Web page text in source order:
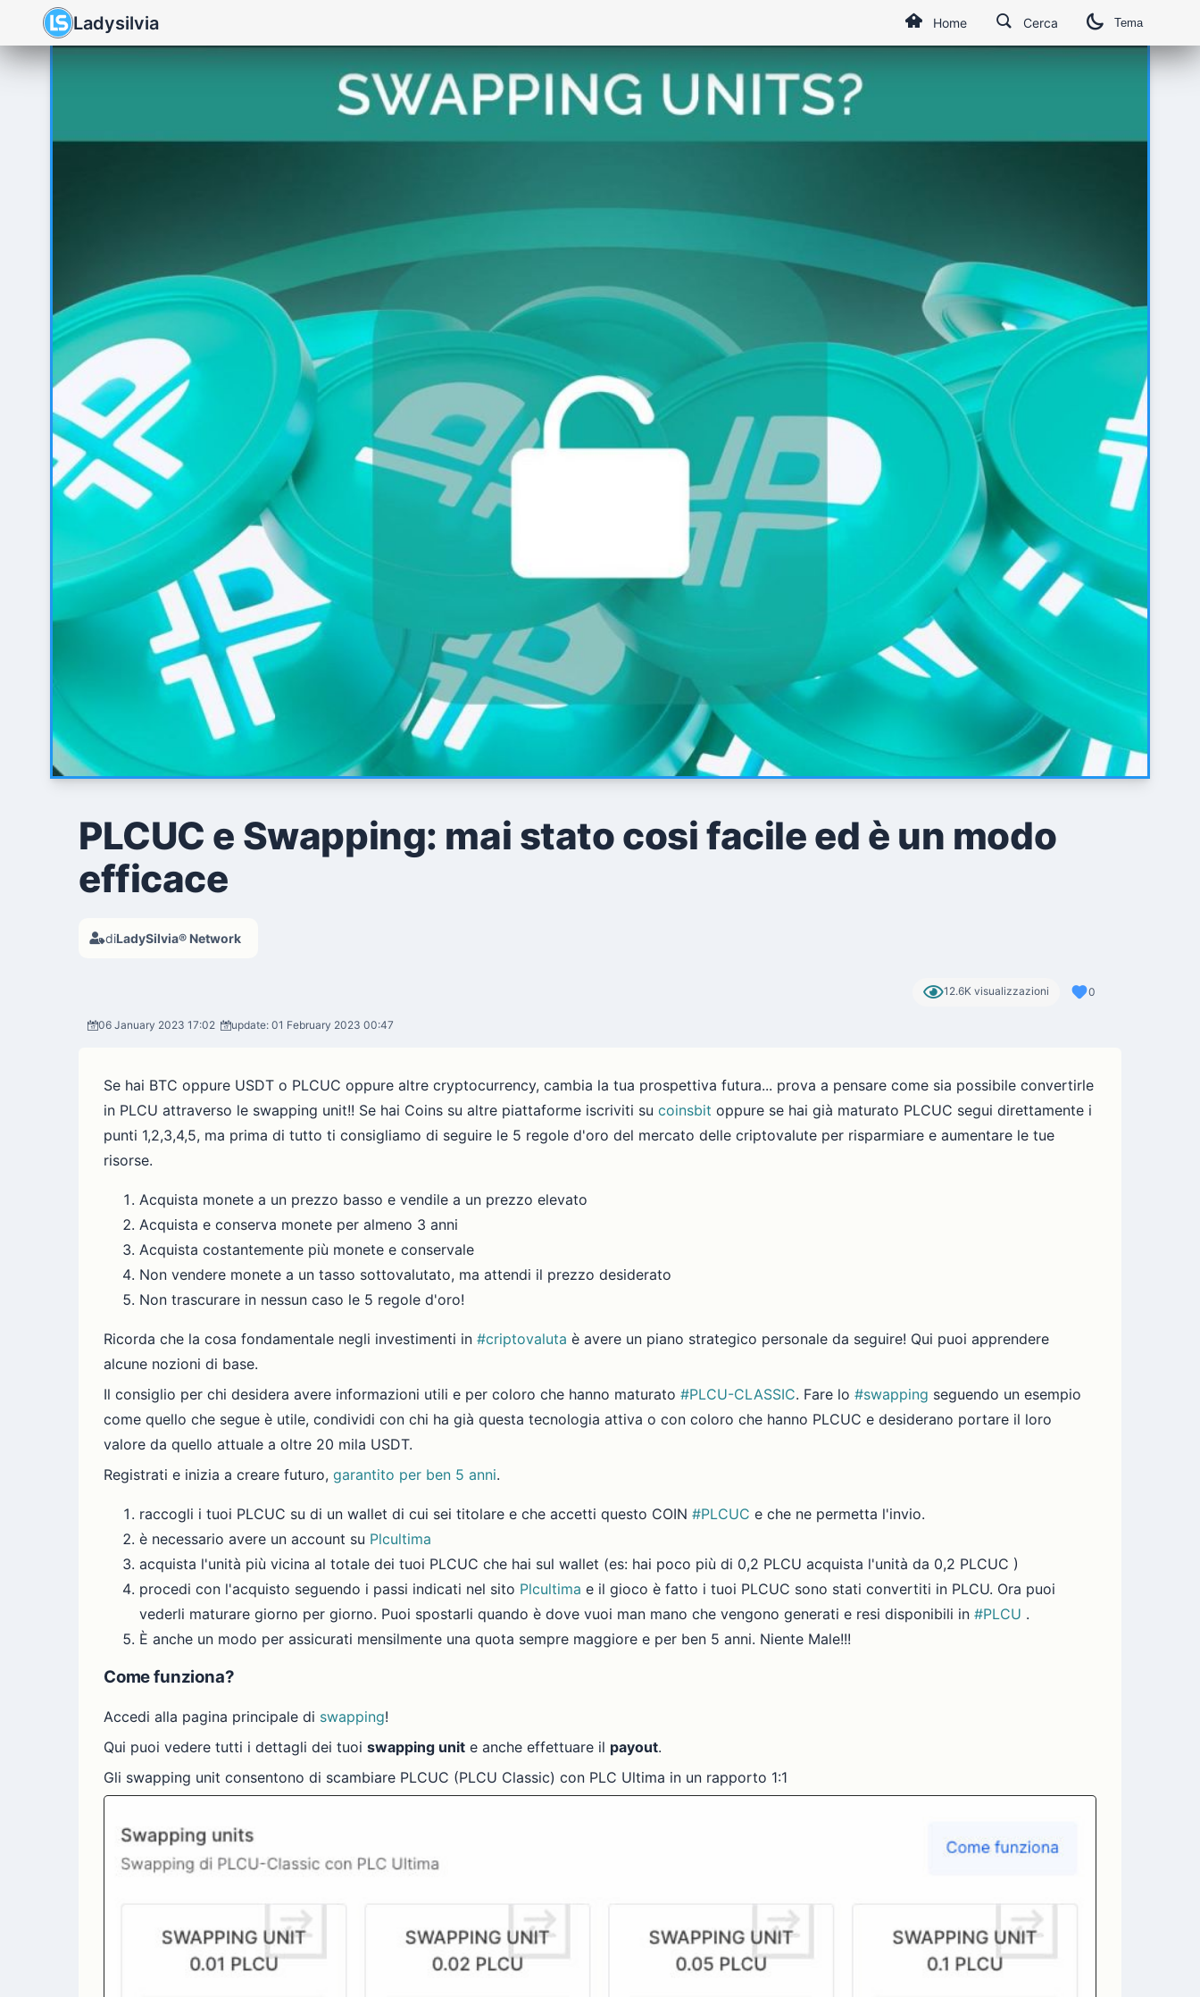
Ladysilvia Home Cerca Tema
PLCUC e Swapping: mai stato cosi facile ed è un modo
efficace
diLadySilvia® Network
12.6K visualizzazioni 0
06 January 2023 17:02 update: 01 February 2023 00:47
Se hai BTC oppure USDT o PLCUC oppure altre cryptocurrency, cambia la tua prospettiva futura... prova a pensare come sia possibile convertirle
in PLCU attraverso le swapping unit!! Se hai Coins su altre piattaforme iscriviti su coinsbit oppure se hai già maturato PLCUC segui direttamente i
punti 1,2,3,4,5, ma prima di tutto ti consigliamo di seguire le 5 regole d'oro del mercato delle criptovalute per risparmiare e aumentare le tue
risorse.
Acquista monete a un prezzo basso e vendile a un prezzo elevato
Acquista e conserva monete per almeno 3 anni
Acquista costantemente più monete e conservale
Non vendere monete a un tasso sottovalutato, ma attendi il prezzo desiderato
Non trascurare in nessun caso le 5 regole d'oro!
Ricorda che la cosa fondamentale negli investimenti in #criptovaluta è avere un piano strategico personale da seguire! Qui puoi apprendere
alcune nozioni di base.
Il consiglio per chi desidera avere informazioni utili e per coloro che hanno maturato #PLCU-CLASSIC. Fare lo #swapping seguendo un esempio
come quello che segue è utile, condividi con chi ha già questa tecnologia attiva o con coloro che hanno PLCUC e desiderano portare il loro
valore da quello attuale a oltre 20 mila USDT.
Registrati e inizia a creare futuro, garantito per ben 5 anni.
raccogli i tuoi PLCUC su di un wallet di cui sei titolare e che accetti questo COIN #PLCUC e che ne permetta l'invio.
è necessario avere un account su Plcultima
acquista l'unità più vicina al totale dei tuoi PLCUC che hai sul wallet (es: hai poco più di 0,2 PLCU acquista l'unità da 0,2 PLCUC )
procedi con l'acquisto seguendo i passi indicati nel sito Plcultima e il gioco è fatto i tuoi PLCUC sono stati convertiti in PLCU. Ora puoi
vederli maturare giorno per giorno. Puoi spostarli quando è dove vuoi man mano che vengono generati e resi disponibili in #PLCU .
È anche un modo per assicurati mensilmente una quota sempre maggiore e per ben 5 anni. Niente Male!!!
Come funziona?
Accedi alla pagina principale di swapping!
Qui puoi vedere tutti i dettagli dei tuoi swapping unit e anche effettuare il payout.
Gli swapping unit consentono di scambiare PLCUC (PLCU Classic) con PLC Ultima in un rapporto 1:1